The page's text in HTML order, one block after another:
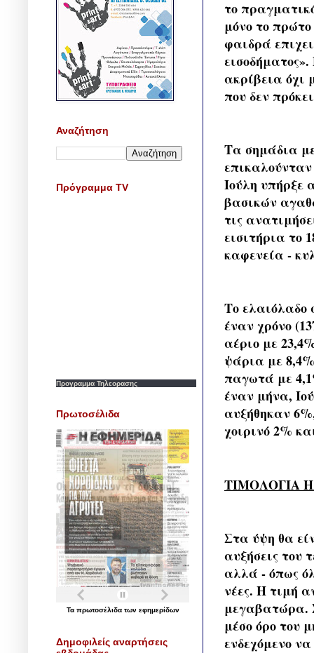
το
μόνο το
φαιδρά
ακρίβεια
που δεν
Τα σημάδια
Ιούλη υπήρξε
βασικών
τις
εισιτήρια το
καφενεία -
Το ελαιόλαδο
έναν χρόνο
αέριο με
ψάρια με
παγωτά με
έναν μήνα,
αυξήθηκαν
χοιρινό 2%
ΤΙΜΟΛΟΓΙΑ
Στα ύψη θα
αυξήσεις του
αλλά - όπως
νέες. Η τιμή
μεγαβατώρα.
μέσο όρο του
ενδεχόμενο
Αναζήτηση
Πρόγραμμα TV
Προγραμμα Τηλεορασης
Πρωτοσέλιδα
Τα πρωτοσέλιδα των εφημερίδων
Δημοφιλείς αναρτήσεις